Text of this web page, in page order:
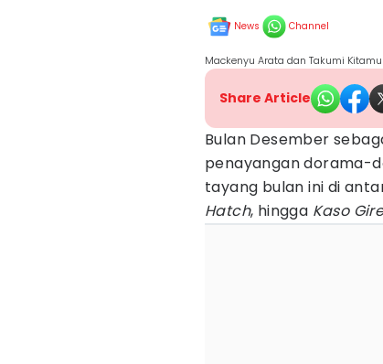
News Channel
Mackenyu Arata dan Takumi
Share Article
Bulan Desember
penayangan dorama-
tayang bulan ini di
Hatch, hingga Kaso